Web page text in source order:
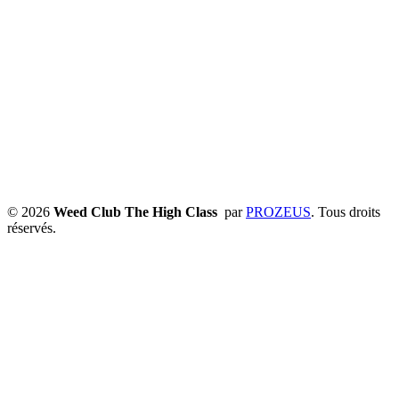
© 2026 Weed Club The High Class parPROZEUS. Tous droits
réservés.